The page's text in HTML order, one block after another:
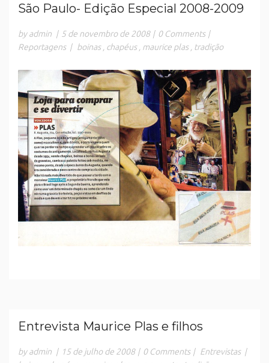
São Paulo- Edição Especial 2008-2009
by admin | 5 de novembro de 2008 | 0 Comments |
Reportagens | boinas chapéus maurice plas tradição
Entrevista Maurice Plas e filhos
by admin | 15 de julho de 2008 | 0 Comments | Entrevistas |